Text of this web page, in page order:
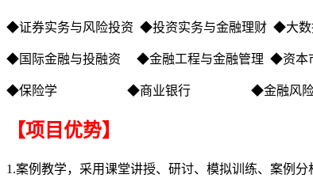
◆证券实务与风险投资 ◆投资实务与金融理财 ◆大数
◆国际金融与投融资 ◆金融工程与金融管理 ◆资本
◆保险学 ◆商业银行 ◆金融风险
【项目优势】
1.案例教学，采用课堂讲授、研讨、模拟训练、案例